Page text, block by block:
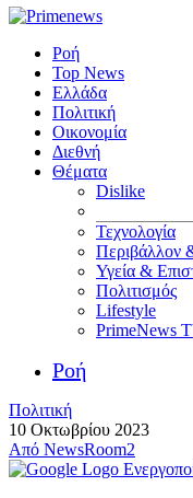
Ροή
Top News
Ελλάδα
Πολιτική
Οικονομία
Διεθνή
Θέματα
Dislike
Τεχνολογία
Περιβάλλον
Υγεία &
Πολιτισμός
Lifestyle
PrimeNews
Ροή
Πολιτική
10 Οκτωβρίου 2023
Από NewsRoom2